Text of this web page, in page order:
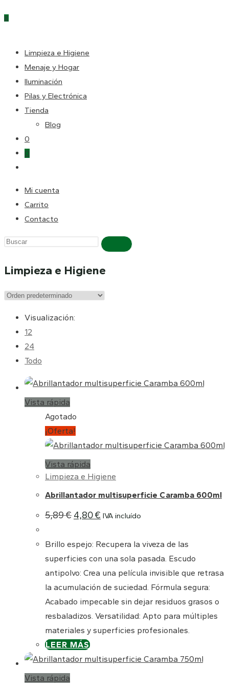
LA
WEB
0
Limpieza e Higiene
Menaje y Hogar
Iluminación
Pilas y Electrónica
Tienda
Blog
0
0
de
la
web
Mi cuenta
Carrito
Contacto
Buscar
esta
Limpieza e Higiene
Visualización:
12
24
Todo
Vista rápida
Agotado
¡Oferta!
Vista rápida
Limpieza e Higiene
Abrillantador multisuperficie Caramba 600ml
5,89€ El
precio
era:
5,89 €.
4,80€ El
precio
es:
4,80 €.
IVA incluído
Brillo espejo: Recupera la viveza de las
superficies con una sola pasada. Escudo
antipolvo: Crea una película invisible que retrasa
la acumulación de suciedad. Fórmula segura:
Acabado impecable sin dejar residuos grasos o
resbaladizos. Versatilidad: Apto para múltiples
materiales y superficies profesionales.
LEER MÁS
Vista rápida